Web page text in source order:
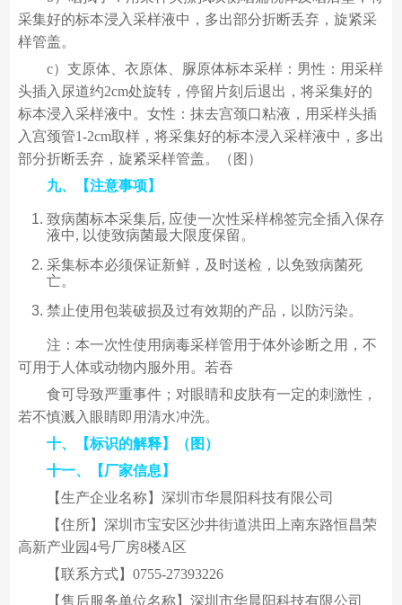
采集好的标本浸入采样液中，多出部分折断丢弃，旋紧采
样管盖。
c）支原体、衣原体、脲原体标本采样：男性：用采样
头插入尿道约2cm处旋转，停留片刻后退出，将采集好的
标本浸入采样液中。女性：抹去宫颈口粘液，用采样头插
入宫颈管1-2cm取样，将采集好的标本浸入采样液中，多出
部分折断丢弃，旋紧采样管盖。（图）
九、【注意事项】
致病菌标本采集后, 应使一次性采样棉签完全插入保存
液中, 以使致病菌最大限度保留。
采集标本必须保证新鲜，及时送检，以免致病菌死
亡。
禁止使用包装破损及过有效期的产品，以防污染。
注：本一次性使用病毒采样管用于体外诊断之用，不
可用于人体或动物内服外用。若吞
食可导致严重事件；对眼睛和皮肤有一定的刺激性，
若不慎溅入眼睛即用清水冲洗。
十、【标识的解释】（图）
十一、【厂家信息】
【生产企业名称】深圳市华晨阳科技有限公司
【住所】深圳市宝安区沙井街道洪田上南东路恒昌荣
高新产业园4号厂房8楼A区
【联系方式】0755-27393226
【售后服务单位名称】深圳市华晨阳科技有限公司